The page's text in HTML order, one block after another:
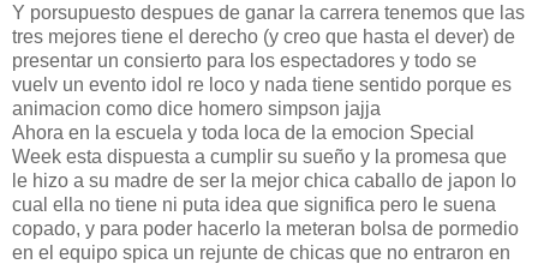
Y porsupuesto despues de ganar la carrera tenemos que las
tres mejores tiene el derecho (y creo que hasta el dever) de
presentar un consierto para los espectadores y todo se
vuelv un evento idol re loco y nada tiene sentido porque es
animacion como dice homero simpson jajja
Ahora en la escuela y toda loca de la emocion Special
Week esta dispuesta a cumplir su sueño y la promesa que
le hizo a su madre de ser la mejor chica caballo de japon lo
cual ella no tiene ni puta idea que significa pero le suena
copado, y para poder hacerlo la meteran bolsa de pormedio
en el equipo spica un rejunte de chicas que no entraron en